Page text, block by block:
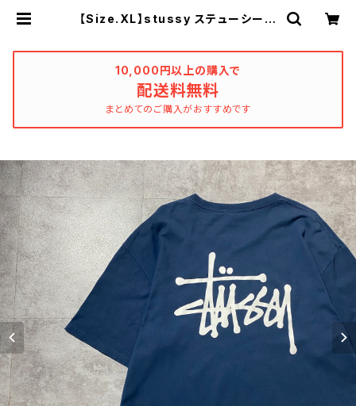
【Size.XL】stussy ステューシー
ng_katharsis
10,000円以上の購入で
配送料無料
まとめてのご購入がおすすめです